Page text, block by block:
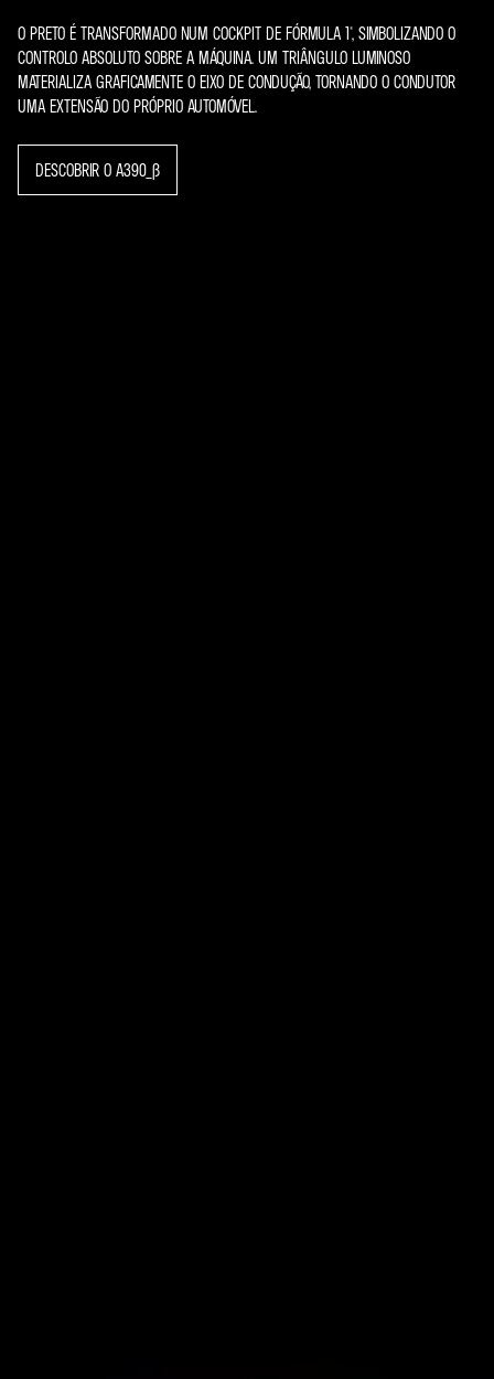
O PRETO É TRANSFORMADO NUM COCKPIT DE FÓRMULA 1®, SIMBOLIZANDO O
CONTROLO ABSOLUTO SOBRE A MÁQUINA. UM TRIÂNGULO LUMINOSO
MATERIALIZA GRAFICAMENTE O EIXO DE CONDUÇÃO, TORNANDO O CONDUTOR
UMA EXTENSÃO DO PRÓPRIO AUTOMÓVEL.
DESCOBRIR O A390_Β